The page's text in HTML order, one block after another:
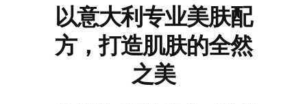
以意大利专业美肤配
方，打造肌肤的全然
之美